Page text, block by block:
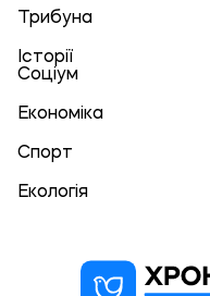
Трибуна
Історії
Соціум
Економіка
Спорт
Екологія